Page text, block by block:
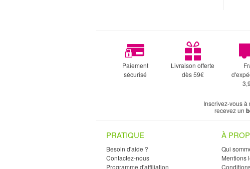
Paiement
sécurisé
Livraison offerte
dès 59€
Inscrivez-vous à
recevez un
PRATIQUE
Besoin d'aide ?
Contactez-nous
Programme d'affiliation
À
Qui
Mentions